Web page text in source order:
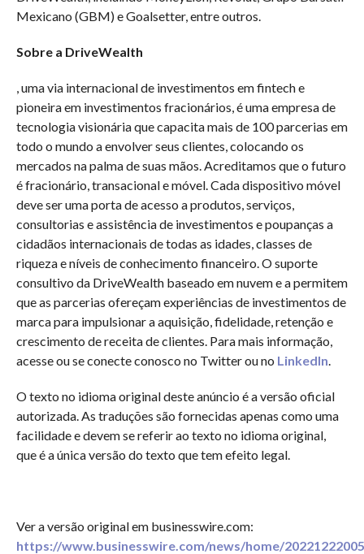
Mexicano (GBM) e Goalsetter, entre outros.
Sobre a DriveWealth
, uma via internacional de investimentos em fintech e
pioneira em investimentos fracionários, é uma empresa de
tecnologia visionária que capacita mais de 100 parcerias em
todo o mundo a envolver seus clientes, colocando os
mercados na palma de suas mãos. Acreditamos que o futuro
é fracionário, transacional e móvel. Cada dispositivo móvel
deve ser uma porta de acesso a produtos, serviços,
consultorias e assistência de investimentos e poupanças a
cidadãos internacionais de todas as idades, classes de
riqueza e níveis de conhecimento financeiro. O suporte
consultivo da DriveWealth baseado em nuvem e a permitem
que as parcerias ofereçam experiências de investimentos de
marca para impulsionar a aquisição, fidelidade, retenção e
crescimento de receita de clientes. Para mais informação,
acesse ou se conecte conosco no Twitter ou no LinkedIn
O texto no idioma original deste anúncio é a versão oficial
autorizada. As traduções são fornecidas apenas como uma
facilidade e devem se referir ao texto no idioma original,
que é a única versão do texto que tem efeito legal.
Ver a versão original em businesswire.com:
https://www.businesswire.com/news/home/